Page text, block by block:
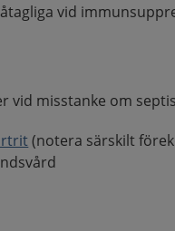
vid
vid misstanke om
(notera särskilt